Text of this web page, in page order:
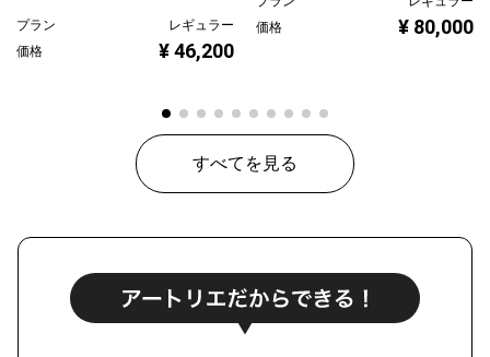
プラン
レギュラー
価格
¥ 46,200
価格
¥ 80,000
すべてを見る